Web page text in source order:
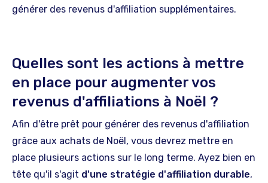
générer des revenus d'affiliation supplémentaires.
Quelles sont les actions à mettre
en place pour augmenter vos
revenus d'affiliations à Noël ?
Afin d'être prêt pour générer des revenus d'affiliation
grâce aux achats de Noël, vous devrez mettre en
place plusieurs actions sur le long terme. Ayez bien en
tête qu'il s'agit d'une stratégie d'affiliation durable,